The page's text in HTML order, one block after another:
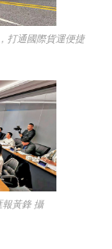
打通國際貨運便捷
黃鋒 攝